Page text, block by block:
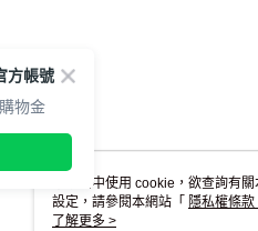
本網站中使用 cookie，欲查詢有
設定，請參閱本網站「 隱私權條款
使用 cookie。
了解更多 >
方帳號
物金